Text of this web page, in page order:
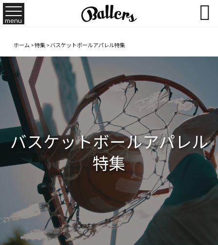
menu 
バスケットボールアパレル
特集
ホーム>特集>バスケットボールアパレル特集